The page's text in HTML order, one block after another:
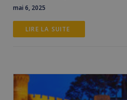
mai 6, 2025
LIRE LA SUITE